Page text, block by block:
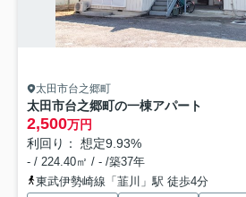
太田市台之郷町
太田市台之郷町の一棟アパート
2,500万円
利回り： 想定9.93%
- / 224.40㎡ / - /築37年
東武伊勢崎線「韮川」駅 徒歩4分